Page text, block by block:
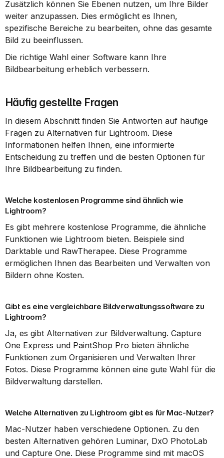
Zusätzlich können Sie Ebenen nutzen, um Ihre Bilder
weiter anzupassen. Dies ermöglicht es Ihnen,
spezifische Bereiche zu bearbeiten, ohne das gesamte
Bild zu beeinflussen.
Die richtige Wahl einer Software kann Ihre
Bildbearbeitung erheblich verbessern.
Häufig gestellte Fragen
In diesem Abschnitt finden Sie Antworten auf häufige
Fragen zu Alternativen für Lightroom. Diese
Informationen helfen Ihnen, eine informierte
Entscheidung zu treffen und die besten Optionen für
Ihre Bildbearbeitung zu finden.
Welche kostenlosen Programme sind ähnlich wie
Lightroom?
Es gibt mehrere kostenlose Programme, die ähnliche
Funktionen wie Lightroom bieten. Beispiele sind
Darktable und RawTherapee. Diese Programme
ermöglichen Ihnen das Bearbeiten und Verwalten von
Bildern ohne Kosten.
Gibt es eine vergleichbare Bildverwaltungssoftware zu
Lightroom?
Ja, es gibt Alternativen zur Bildverwaltung. Capture
One Express und PaintShop Pro bieten ähnliche
Funktionen zum Organisieren und Verwalten Ihrer
Fotos. Diese Programme können eine gute Wahl für die
Bildverwaltung darstellen.
Welche Alternativen zu Lightroom gibt es für Mac-Nutzer?
Mac-Nutzer haben verschiedene Optionen. Zu den
besten Alternativen gehören Luminar, DxO PhotoLab
und Capture One. Diese Programme sind mit macOS